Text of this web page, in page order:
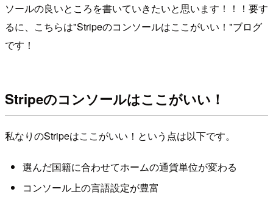
ソールの良いところを書いていきたいと思います！！！要す
るに、こちらは"Stripeのコンソールはここがいい！"ブログ
です！
Stripeのコンソールはここがいい！
私なりのStripeはここがいい！という点は以下です。
選んだ国籍に合わせてホームの通貨単位が変わる
コンソール上の言語設定が豊富